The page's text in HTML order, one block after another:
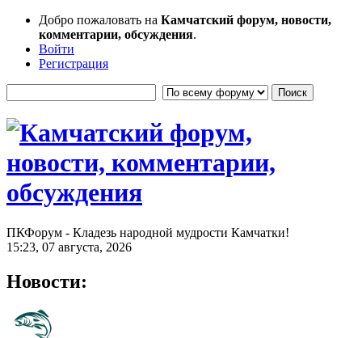
Добро пожаловать на Камчатский форум, новости,
комментарии, обсуждения.
Войти
Регистрация
ПКФорум - Кладезь народной мудрости Камчатки!
15:23, 07 августа, 2026
Новости: